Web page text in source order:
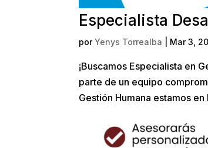
Especialista
porYenys Torrealba Mar 3,
¡Buscamos Especialista en
parte de un equipo
Gestión Humana estamos